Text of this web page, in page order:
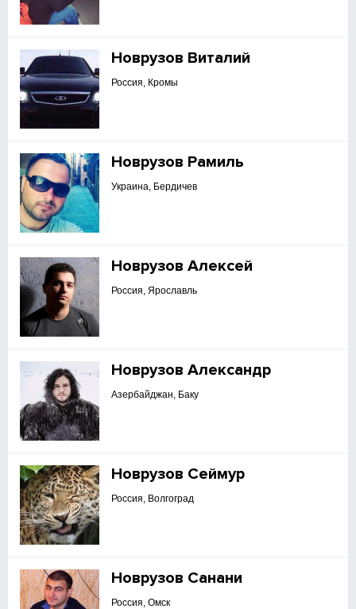
Новрузов Виталий
Россия, Кромы
Новрузов Рамиль
Украина, Бердичев
Новрузов Алексей
Россия, Ярославль
Новрузов Александр
Азербайджан, Баку
Новрузов Сеймур
Россия, Волгоград
Новрузов Санани
Россия, Омск